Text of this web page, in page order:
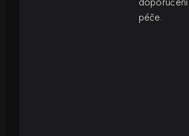
péče.